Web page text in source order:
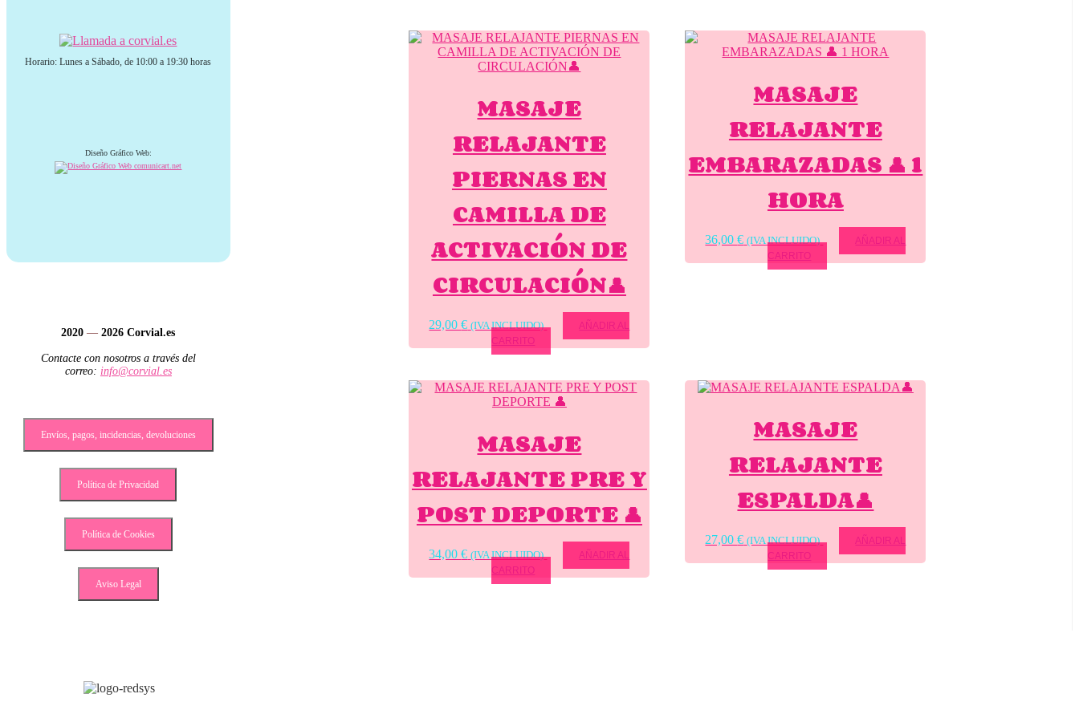
MASAJE
RELAJANTE
PIERNAS EN
CAMILLA DE
ACTIVACIÓN DE
CIRCULACIÓN👤
29,00€ (IVA INCLUIDO)
AÑADIR AL
CARRITO
MASAJE
RELAJANTE
EMBARAZADAS 👤 1
HORA
36,00€ (IVA INCLUIDO)
AÑADIR AL
CARRITO
MASAJE
RELAJANTE PRE Y
POST DEPORTE 👤
34,00€ (IVA INCLUIDO)
AÑADIR AL
CARRITO
MASAJE
RELAJANTE
ESPALDA👤
27,00€ (IVA INCLUIDO)
AÑADIR AL
CARRITO
Horario: Lunes a Sábado, de 10:00 a 19:30 horas
Diseño Gráfico Web:
2020— 2026 Corvial.es
Contacte con nosotros a través del
correo: info@corvial.es
Envíos, pagos, incidencias, devoluciones
Política de Privacidad
Política de Cookies
Aviso Legal